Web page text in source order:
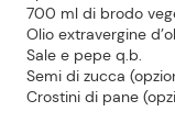
700 ml di brodo
Olio extravergine
Sale e pepe q.b.
Semi di zucca
Crostini di pane